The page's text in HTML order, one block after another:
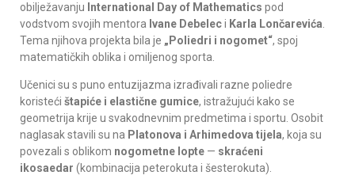
obilježavanju International Day of Mathematics pod
vodstvom svojih mentora Ivane Debeleci Karla Lončarevića
Tema njihova projekta bila je „Poliedri i nogomet“, spoj
matematičkih oblika i omiljenog sporta.
Učenici su s puno entuzijazma izrađivali razne poliedre
koristeći štapiće i elastične gumice, istražujući kako se
geometrija krije u svakodnevnim predmetima i sportu. Osobit
naglasak stavili su na Platonova i Arhimedova tijela, koja su
povezali s oblikom nogometne lopte — skraćeni
ikosaedar (kombinacija peterokuta i šesterokuta).